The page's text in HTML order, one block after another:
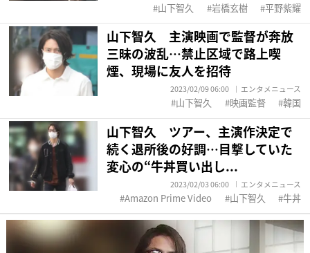
山下智久 岩橋玄樹 平野紫耀
山下智久 主演映画で監督が奔放
三昧の波乱…禁止区域で路上喫
煙、現場に友人を招待
2023/02/09 06:00 エンタメニュース
山下智久 映画監督 韓国
山下智久 ツアー、主演作決定で
続く退所後の好調…目撃していた
変心の“牛丼買い出し...
2023/02/03 06:00 エンタメニュース
Amazon Prime Video 山下智久 牛丼